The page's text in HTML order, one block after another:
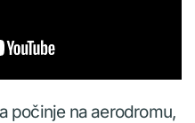
počinje na aerodromu,